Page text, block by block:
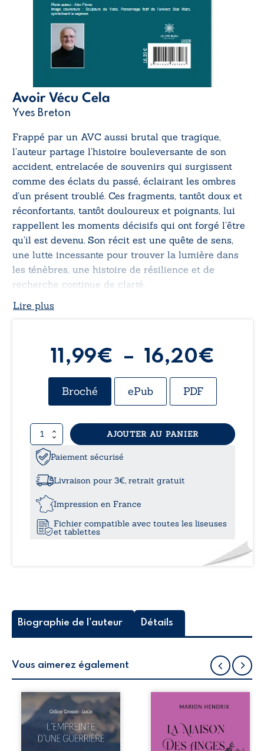
Avoir Vécu Cela
Yves Breton
Frappé par un AVC aussi brutal que tragique,
l’auteur partage l’histoire bouleversante de son
accident, entrelacée de souvenirs qui surgissent
comme des éclats du passé, éclairant les ombres
d’un présent troublé. Ces fragments, tantôt doux et
réconfortants, tantôt douloureux et poignants, lui
rappellent les moments décisifs qui ont forgé l’être
qu’il est devenu. Son récit est une quête de sens,
une lutte incessante pour trouver la lumière dans
les ténèbres, une histoire de résilience et de
recherche continue de clarté.
Lire plus
11,99€ – 16,20€
de
Broché ePub PDF
quantité
de
Avoir
Vécu
Cela
AJOUTER AU PANIER
Paiement sécurisé
Livraison pour 3€, retrait gratuit
Impression en France
Fichier compatible avec toutes les liseuses
et tablettes
Biographie de l'auteur Détails
Vous aimerez également
Que reste-t-il de
l’enfance lorsque
la maladie impose
ses propres règles
? L’empreinte
Nous sommes en
après le décès du
patriarche
Anatole-Eustache.